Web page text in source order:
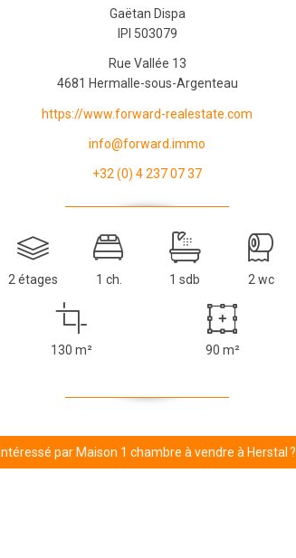
Gaëtan Dispa
IPI 503079
Rue Vallée 13
4681 Hermalle-sous-Argenteau
https://www.forward-realestate.com
info@forward.immo
+32 (0) 4 237 07 37
2 étages 1 ch. 1 sdb 2 wc
130 m² 90 m²
Intéressé par Maison 1 chambre à vendre à Herstal ?